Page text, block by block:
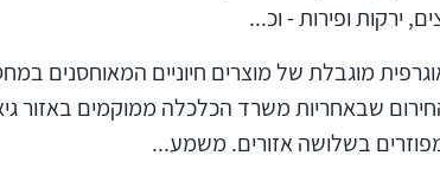
ירקות ופירות - וכ...
מוגבלת של מוצרים חיוניים המאוחסנים
שבאחריות משרד הכלכלה ממוקמים באזור
בשלושה אזורים. משמע...